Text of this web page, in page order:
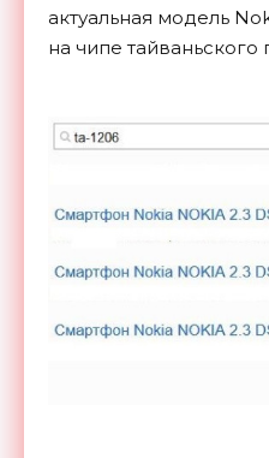
актуальная модель
на чипе тайваньского